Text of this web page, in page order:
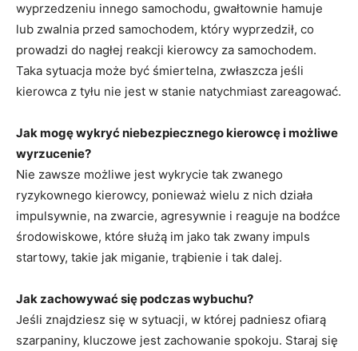
wyprzedzeniu innego samochodu, gwałtownie hamuje
lub zwalnia przed samochodem, który wyprzedził, co
prowadzi do nagłej reakcji kierowcy za samochodem.
Taka sytuacja może być śmiertelna, zwłaszcza jeśli
kierowca z tyłu nie jest w stanie natychmiast zareagować.
Jak mogę wykryć niebezpiecznego kierowcę i możliwe
wyrzucenie?
Nie zawsze możliwe jest wykrycie tak zwanego
ryzykownego kierowcy, ponieważ wielu z nich działa
impulsywnie, na zwarcie, agresywnie i reaguje na bodźce
środowiskowe, które służą im jako tak zwany impuls
startowy, takie jak miganie, trąbienie i tak dalej.
Jak zachowywać się podczas wybuchu?
Jeśli znajdziesz się w sytuacji, w której padniesz ofiarą
szarpaniny, kluczowe jest zachowanie spokoju. Staraj się